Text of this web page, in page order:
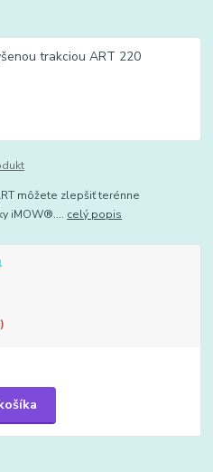
môžete zlepšiť terénne
iMOW®.... celý popis